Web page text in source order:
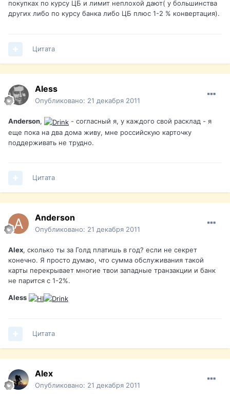
покупках по курсу ЦБ и лимит неплохой дают( у большинства
других либо по курсу банка либо ЦБ плюс 1-2 % конвертация).
Цитата
Aless
Опубликовано: 21 декабря 2011
Anderson,
- согласный я, у каждого свой расклад - я
еще пока на два дома живу, мне российскую карточку
поддерживать не трудно.
Цитата
Anderson
Опубликовано: 21 декабря 2011
Alex, сколько ты за Голд платишь в год? если не секрет
конечно. Я просто думаю, что сумма обслуживания такой
карты перекрывает многие твои западные транзакции и банк
не парится с 1-2%.
Aless
Цитата
Alex
Опубликовано: 21 декабря 2011